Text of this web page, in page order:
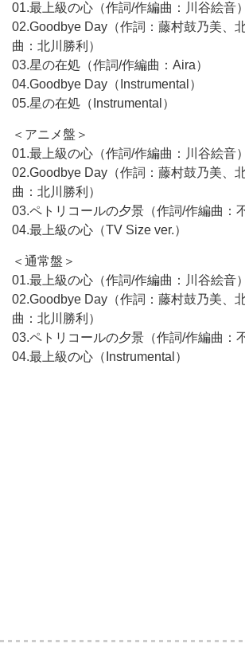
01.最上級の心（作詞/作編曲：川谷絵音）
02.Goodbye Day（作詞：藤村鼓乃美、
曲：北川勝利）
03.星の在処（作詞/作編曲：Aira）
04.Goodbye Day（Instrumental）
05.星の在処（Instrumental）
＜アニメ盤＞
01.最上級の心（作詞/作編曲：川谷絵音）
02.Goodbye Day（作詞：藤村鼓乃美、
曲：北川勝利）
03.ペトリコールの夕景（作詞/作編曲：
04.最上級の心（TV Size ver.）
＜通常盤＞
01.最上級の心（作詞/作編曲：川谷絵音）
02.Goodbye Day（作詞：藤村鼓乃美、
曲：北川勝利）
03.ペトリコールの夕景（作詞/作編曲：
04.最上級の心（Instrumental）